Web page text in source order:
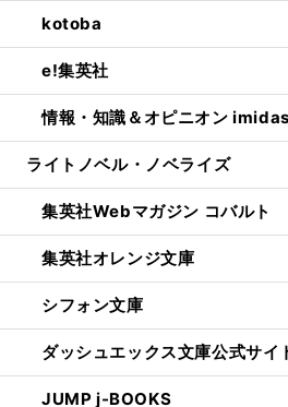
kotoba
e!集英社
情報・知識＆オピニオン imidas
ライトノベル・ノベライズ
集英社Webマガジン コバルト
集英社オレンジ文庫
シフォン文庫
ダッシュエックス文庫公式サイ
JUMP j-BOOKS